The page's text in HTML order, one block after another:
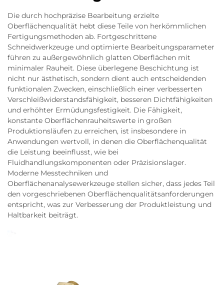
Die durch hochpräzise Bearbeitung erzielte
Oberflächenqualität hebt diese Teile von herkömmlichen
Fertigungsmethoden ab. Fortgeschrittene
Schneidwerkzeuge und optimierte Bearbeitungsparameter
führen zu außergewöhnlich glatten Oberflächen mit
minimaler Rauheit. Diese überlegene Beschichtung ist
nicht nur ästhetisch, sondern dient auch entscheidenden
funktionalen Zwecken, einschließlich einer verbesserten
Verschleißwiderstandsfähigkeit, besseren Dichtfähigkeiten
und erhöhter Ermüdungsfestigkeit. Die Fähigkeit,
konstante Oberflächenrauheitswerte in großen
Produktionsläufen zu erreichen, ist insbesondere in
Anwendungen wertvoll, in denen die Oberflächenqualität
die Leistung beeinflusst, wie bei
Fluidhandlungskomponenten oder Präzisionslager.
Moderne Messtechniken und
Oberflächenanalysewerkzeuge stellen sicher, dass jedes Teil
den vorgeschriebenen Oberflächenqualitätsanforderungen
entspricht, was zur Verbesserung der Produktleistung und
Haltbarkeit beiträgt.